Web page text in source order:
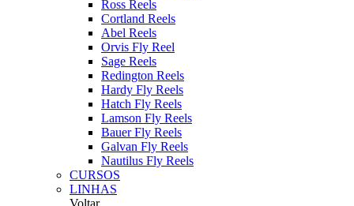
Ross Reels
Cortland Reels
Abel Reels
Orvis Fly Reel
Sage Reels
Redington Reels
Hardy Fly Reels
Hatch Fly Reels
Lamson Fly Reels
Bauer Fly Reels
Galvan Fly Reels
Nautilus Fly Reels
CURSOS
LINHAS
Voltar